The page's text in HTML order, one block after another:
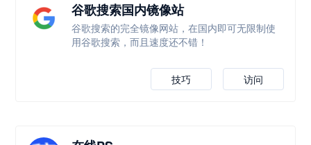
谷歌搜索国内镜像站
谷歌搜索的完全镜像网站，在国内即可无限制使
用谷歌搜索，而且速度还不错！
访问
技巧